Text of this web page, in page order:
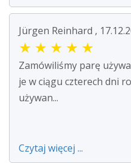
Jürgen Reinhard ,
★ ★ ★ ★ ★
Zamówiliśmy parę
je w ciągu czterech dni
używan...
Czytaj więcej ...